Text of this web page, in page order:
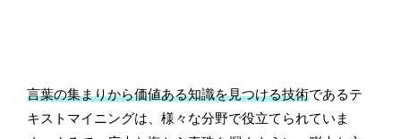
言葉の集まりから価値ある知識を見つける技術であるテ
キストマイニングは、様々な分野で役立てられていま